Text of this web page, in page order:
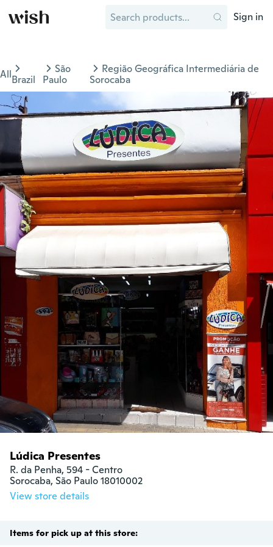
Sign in
AllBrazil
São
Paulo
Região Geográfica Intermediária de
Sorocaba
Lúdica Presentes
R. da Penha, 594 - Centro
Sorocaba, São Paulo 18010002
View store details
Items for pick up at this store: